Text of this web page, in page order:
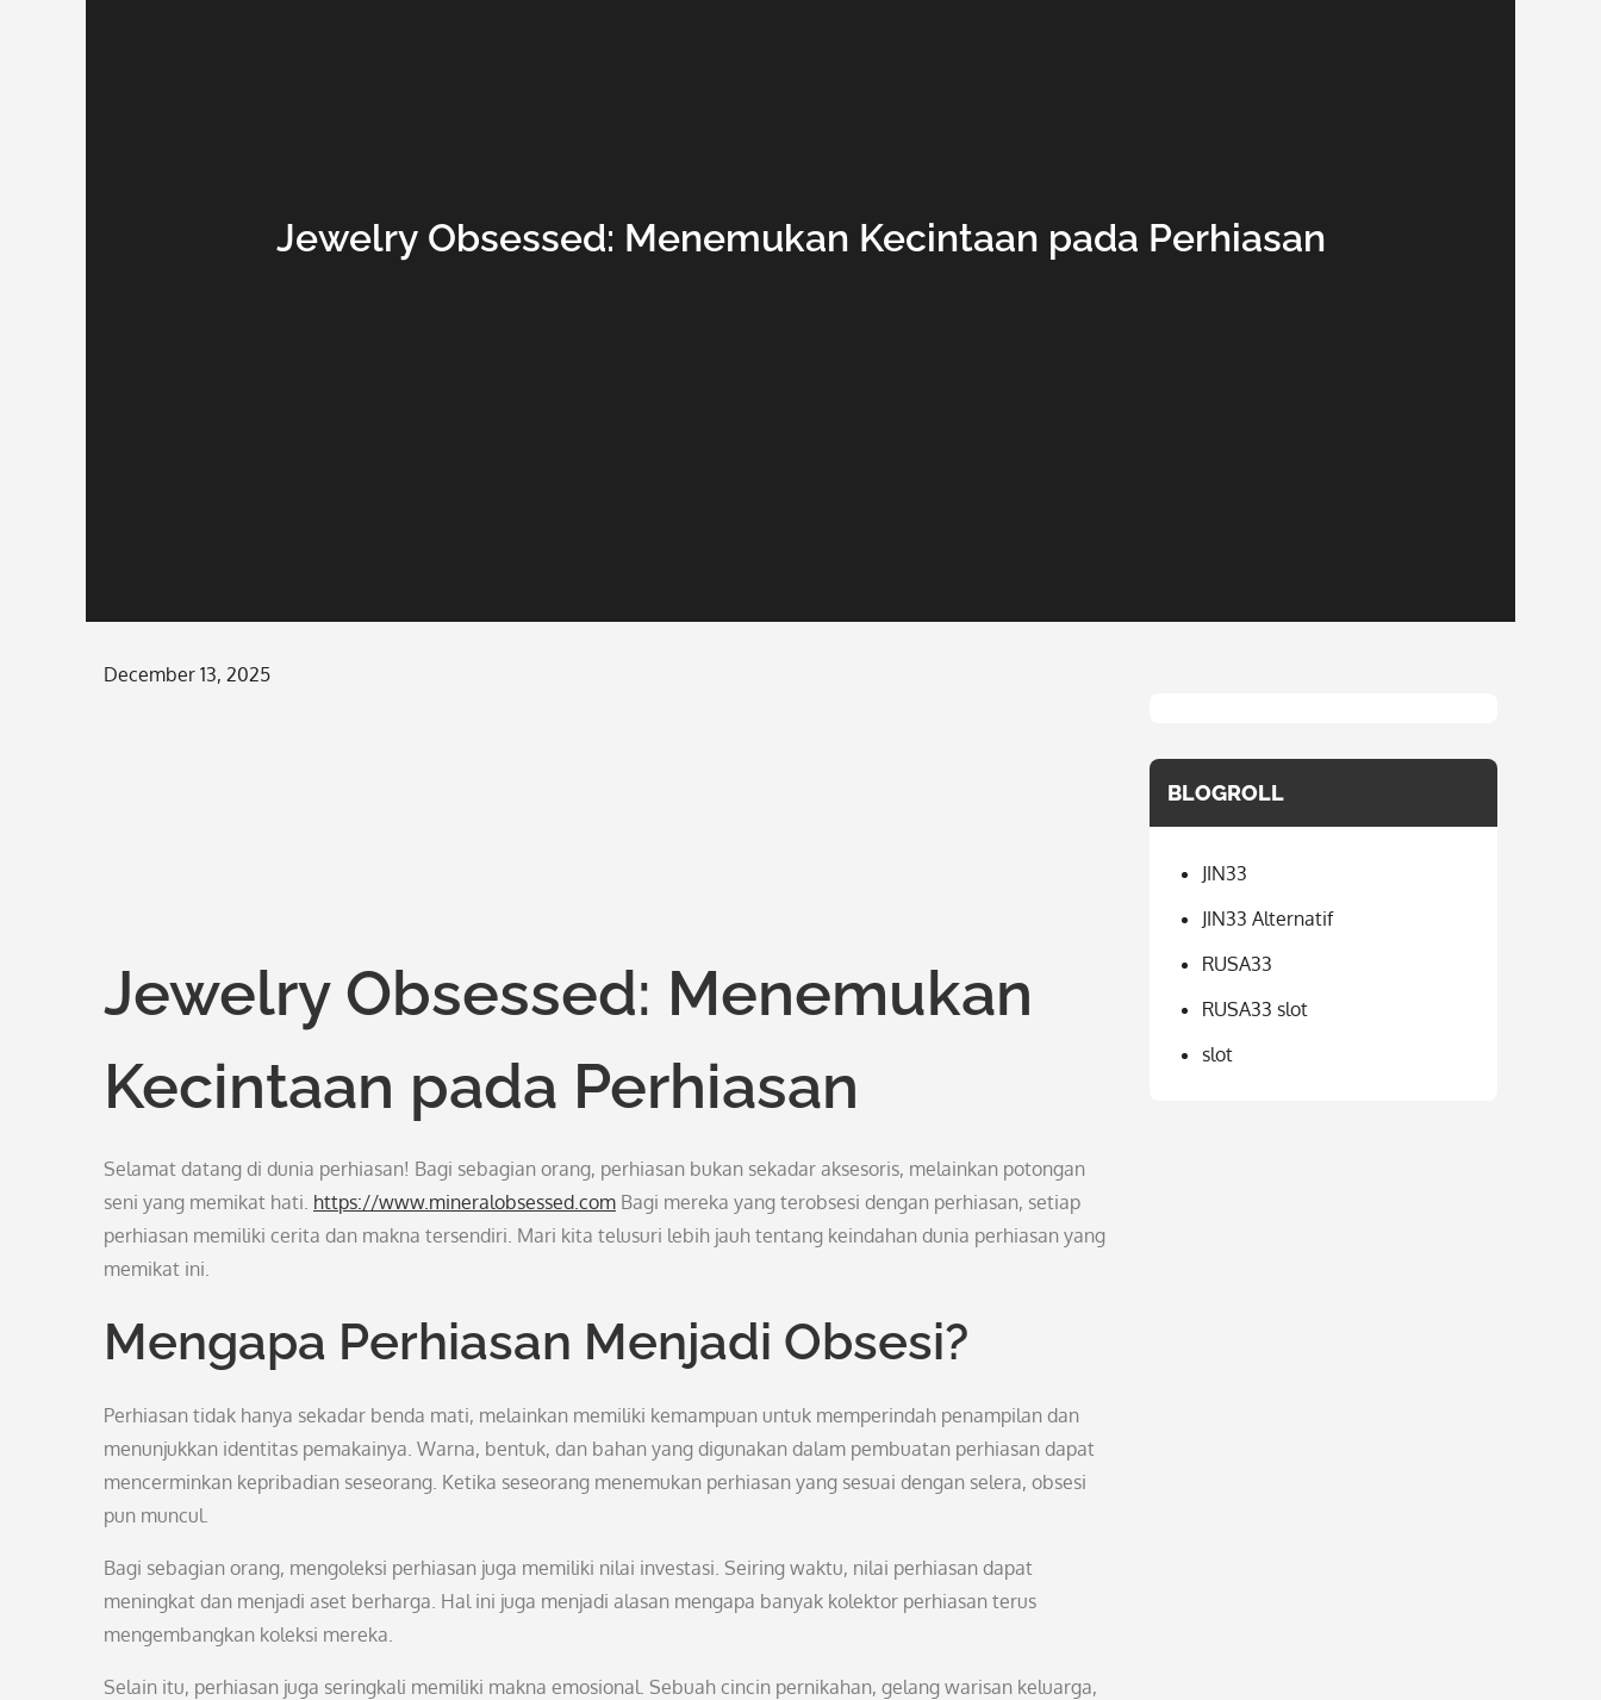
Jewelry Obsessed: Menemukan Kecintaan pada Perhiasan
Posted
December 13, 2025
Jewelry Obsessed: Menemukan
Kecintaan pada Perhiasan
Selamat datang di dunia perhiasan! Bagi sebagian orang, perhiasan bukan sekadar aksesoris, melainkan potongan
seni yang memikat hati. https://www.mineralobsessed.com Bagi mereka yang terobsesi dengan perhiasan, setiap
perhiasan memiliki cerita dan makna tersendiri. Mari kita telusuri lebih jauh tentang keindahan dunia perhiasan yang
memikat ini.
Mengapa Perhiasan Menjadi Obsesi?
Perhiasan tidak hanya sekadar benda mati, melainkan memiliki kemampuan untuk memperindah penampilan dan
menunjukkan identitas pemakainya. Warna, bentuk, dan bahan yang digunakan dalam pembuatan perhiasan dapat
mencerminkan kepribadian seseorang. Ketika seseorang menemukan perhiasan yang sesuai dengan selera, obsesi
pun muncul.
Bagi sebagian orang, mengoleksi perhiasan juga memiliki nilai investasi. Seiring waktu, nilai perhiasan dapat
meningkat dan menjadi aset berharga. Hal ini juga menjadi alasan mengapa banyak kolektor perhiasan terus
mengembangkan koleksi mereka.
Selain itu, perhiasan juga seringkali memiliki makna emosional. Sebuah cincin pernikahan, gelang warisan keluarga,
BLOGROLL
JIN33
JIN33 Alternatif
RUSA33
RUSA33 slot
slot